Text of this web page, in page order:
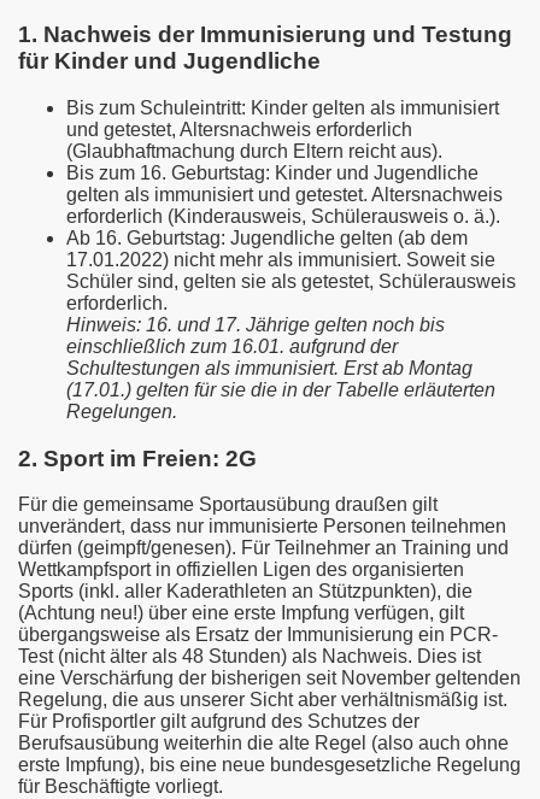
1. Nachweis der Immunisierung und Testung
für Kinder und Jugendliche
Bis zum Schuleintritt: Kinder gelten als immunisiert
und getestet, Altersnachweis erforderlich
(Glaubhaftmachung durch Eltern reicht aus).
Bis zum 16. Geburtstag: Kinder und Jugendliche
gelten als immunisiert und getestet. Altersnachweis
erforderlich (Kinderausweis, Schülerausweis o. ä.).
Ab 16. Geburtstag: Jugendliche gelten (ab dem
17.01.2022) nicht mehr als immunisiert. Soweit sie
Schüler sind, gelten sie als getestet, Schülerausweis
erforderlich.
Hinweis: 16. und 17. Jährige gelten noch bis
einschließlich zum 16.01. aufgrund der
Schultestungen als immunisiert. Erst ab Montag
(17.01.) gelten für sie die in der Tabelle erläuterten
Regelungen.
2. Sport im Freien: 2G
Für die gemeinsame Sportausübung draußen gilt
unverändert, dass nur immunisierte Personen teilnehmen
dürfen (geimpft/genesen). Für Teilnehmer an Training und
Wettkampfsport in offiziellen Ligen des organisierten
Sports (inkl. aller Kaderathleten an Stützpunkten), die
(Achtung neu!) über eine erste Impfung verfügen, gilt
übergangsweise als Ersatz der Immunisierung ein PCR-
Test (nicht älter als 48 Stunden) als Nachweis. Dies ist
eine Verschärfung der bisherigen seit November geltenden
Regelung, die aus unserer Sicht aber verhältnismäßig ist.
Für Profisportler gilt aufgrund des Schutzes der
Berufsausübung weiterhin die alte Regel (also auch ohne
erste Impfung), bis eine neue bundesgesetzliche Regelung
für Beschäftigte vorliegt.